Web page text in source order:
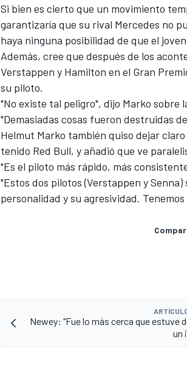
Si bien es cierto que un movimiento
garantizaría que su rival Mercedes no
haya ninguna posibilidad de que el
Además, cree que después de los
Verstappen y Hamilton en el Gran
su piloto.
"No existe tal peligro", dijo Marko sobre
"Demasiadas cosas fueron destruidas
Helmut Marko también quiso dejar
tenido Red Bull, y añadió que ve
"Es el piloto más rápido, más
"Estos dos pilotos (Verstappen y
personalidad y su agresividad.
Newey: "Fue lo más cerca que estuve
un